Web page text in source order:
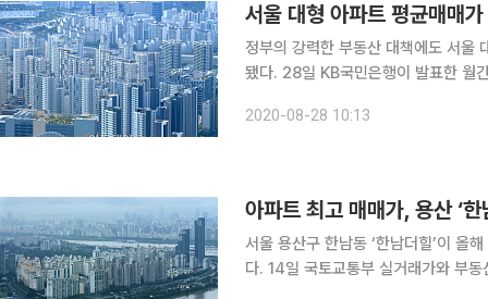
서울 대형 아파트 평균매매
정부의 강력한 부동산 대책에도 서울
됐다. 28일 KB국민은행이 발표한 월간 주택가격동향에 따르면 이달 서울 대형 아파트(전용면적
최고가다. 지난해 평균 가격은 18억
2020-08-28 10:13
아파트 최고 매매가, 용산 ‘
서울 용산구 한남동 ‘한남더힐’이 올
다. 14일 국토교통부 실거래가와 부동산정보제공업체 경제만랩에 따르면 한남더힐 전용면적